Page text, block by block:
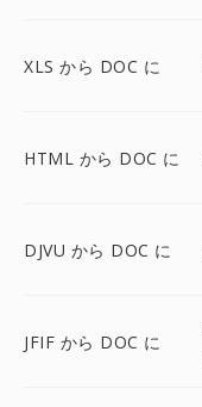
XLS から DOC に
HTML から DOC に
DJVU から DOC に
JFIF から DOC に